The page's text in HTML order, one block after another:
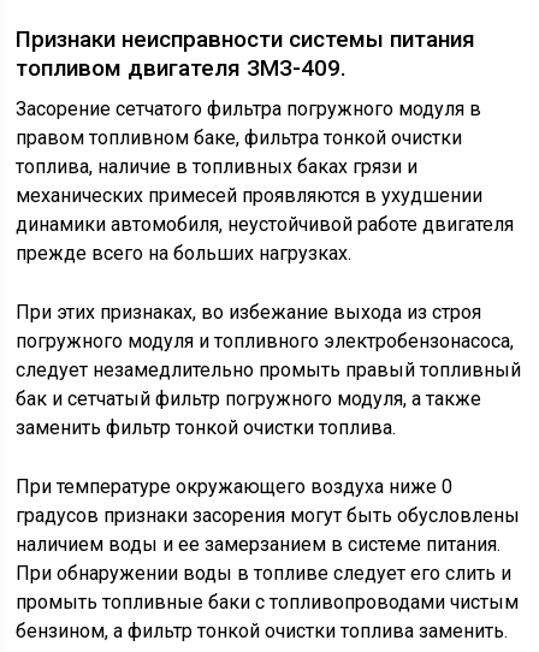
Признаки неисправности системы питания
топливом двигателя ЗМЗ-409.
Засорение сетчатого фильтра погружного модуля в
правом топливном баке, фильтра тонкой очистки
топлива, наличие в топливных баках грязи и
механических примесей проявляются в ухудшении
динамики автомобиля, неустойчивой работе двигателя
прежде всего на больших нагрузках.
При этих признаках, во избежание выхода из строя
погружного модуля и топливного электробензонасоса,
следует незамедлительно промыть правый топливный
бак и сетчатый фильтр погружного модуля, а также
заменить фильтр тонкой очистки топлива.
При температуре окружающего воздуха ниже 0
градусов признаки засорения могут быть обусловлены
наличием воды и ее замерзанием в системе питания.
При обнаружении воды в топливе следует его слить и
промыть топливные баки с топливопроводами чистым
бензином, а фильтр тонкой очистки топлива заменить.